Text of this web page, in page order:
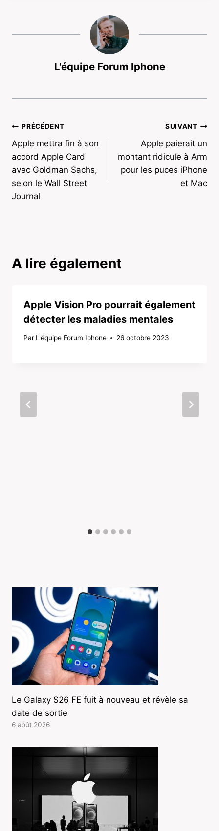
L'équipe Forum Iphone
Navigation
de
l’article
PRÉCÉDENT
Apple mettra fin à son
accord Apple Card
avec Goldman Sachs,
selon le Wall Street
Journal
SUIVANT
Apple paierait un
montant ridicule à Arm
pour les puces iPhone
et Mac
A lire également
Apple Vision Pro pourrait également
détecter les maladies mentales
Par L'équipe Forum Iphone 26 octobre 2023
Le Galaxy S26 FE fuit à nouveau et révèle sa
date de sortie
6 août 2026